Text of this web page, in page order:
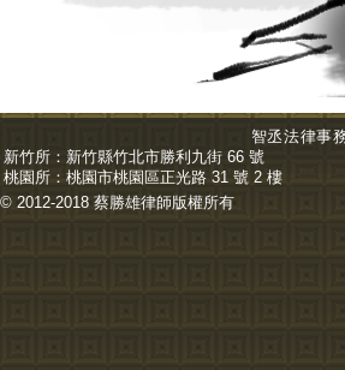
智丞法律事
新竹所： 新竹縣竹北市勝利九街 66 號
桃園所： 桃園市桃園區正光路 31 號 2 樓
© 2012-2018 蔡勝雄律師版權